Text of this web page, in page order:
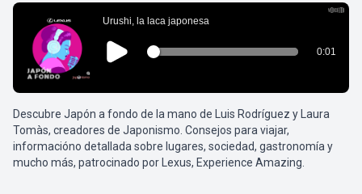
Descubre Japón a fondo de la mano de Luis Rodríguez y Laura
Tomàs, creadores de Japonismo. Consejos para viajar,
informacióno detallada sobre lugares, sociedad, gastronomía y
mucho más, patrocinado por Lexus, Experience Amazing.